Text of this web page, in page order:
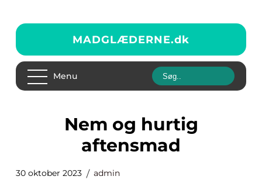
MADGLÆDERNE.dk
Menu
nem og hurtig
aftensmad
30 oktober 2023 admin